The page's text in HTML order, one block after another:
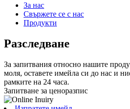
За нас
Свържете се с нас
Продукти
Разследване
За запитвания относно нашите
моля, оставете имейла си до нас и
рамките на 24 часа.
Запитване за ценоразпис